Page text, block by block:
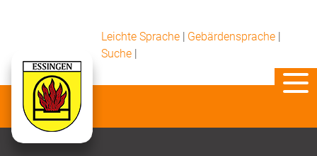
Leichte Sprache | Gebärdensprache |
Suche |